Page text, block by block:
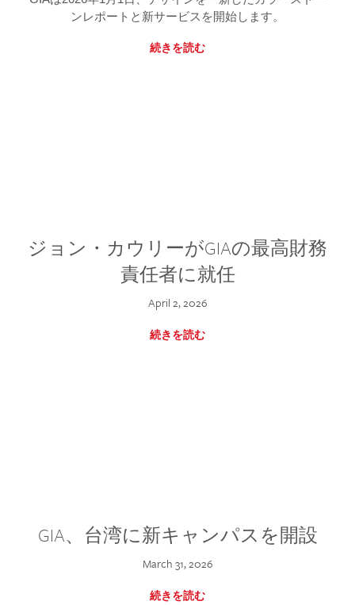
ンレポートと新サービスを開始します。
続きを読む
ジョン・カウリーがGIAの最高財務
責任者に就任
April 2, 2026
続きを読む
GIA、台湾に新キャンパスを開設
March 31, 2026
続きを読む